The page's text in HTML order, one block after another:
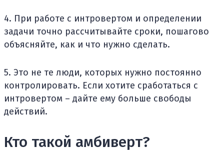
4. При работе с интровертом и определении
задачи точно рассчитывайте сроки, пошагово
объясняйте, как и что нужно сделать.
5. Это не те люди, которых нужно постоянно
контролировать. Если хотите сработаться с
интровертом – дайте ему больше свободы
действий.
Кто такой амбиверт?